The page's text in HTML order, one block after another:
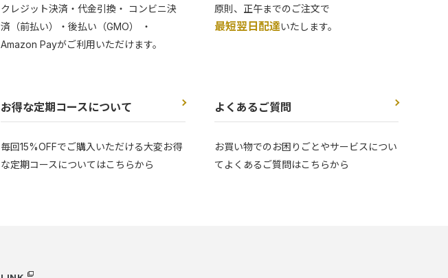
クレジット決済・代金引換・ コンビニ決
済（前払い）・後払い（GMO） ・
Amazon Payがご利用いただけます。
原則、正午までのご注文で
最短翌日配達いたします。
お得な定期コースについて
毎回15%OFFでご購入いただける大変お得
な定期コースについてはこちらから
よくあるご質問
お買い物でのお困りごとやサービスについ
てよくあるご質問はこちらから